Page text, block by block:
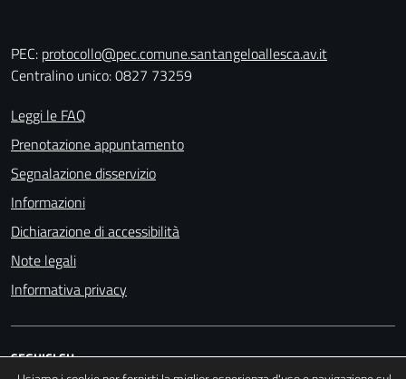
PEC: protocollo@pec.comune.santangeloallesca.av.it
Centralino unico: 0827 73259
Leggi le FAQ
Prenotazione appuntamento
Segnalazione disservizio
Informazioni
Dichiarazione di accessibilità
Note legali
Informativa privacy
SEGUICI SU